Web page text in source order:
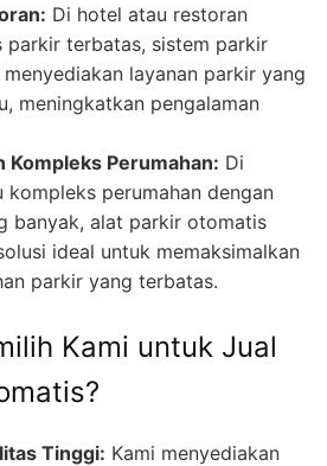
Di hotel atau restoran
parkir terbatas, sistem parkir
layanan parkir yang
meningkatkan pengalaman
Kompleks Perumahan: Di
kompleks perumahan dengan
banyak, alat parkir otomatis
ideal untuk memaksimalkan
parkir yang terbatas.
Kami untuk Jual
Tinggi: Kami menyediakan